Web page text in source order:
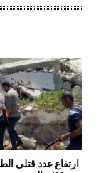
ارتفاع عدد قتلى